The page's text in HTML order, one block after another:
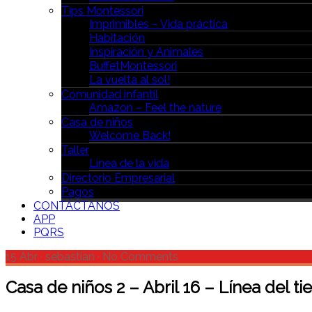
Tips Montessori
Imprimibles – Vida práctica
Habitación
Inspiración y Animales
BuffetMontessori
La vuelta al sol!
Comunidad infantil
Amazon – Feel the nature
Casa de niños
Welcome Back!
Taller
Línea de la vida
Directorio Empresarial
Pagos
CONTÁCTANOS
APP
PQRS
15 Abr · sebastian · No Comments
Casa de niños 2 – Abril 16 – Línea del